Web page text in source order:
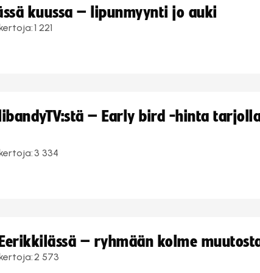
kuussa – lipunmyynti jo auki
1 221
– Early bird -hinta
3 334
– ryhmään kolme
2 573